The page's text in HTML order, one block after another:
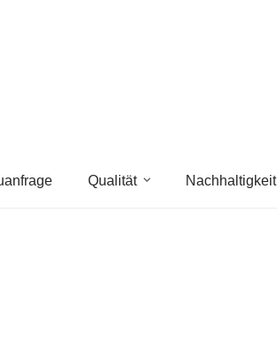
Qualität Nachhaltigkeit